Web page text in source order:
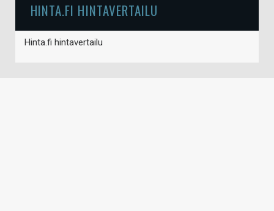
HINTA.FI HINTAVERTAILU
Hinta.fi hintavertailu